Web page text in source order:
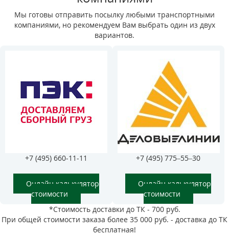
Мы готовы отправить посылку любыми транспортными
компаниями, но рекомендуем Вам выбрать один из двух
вариантов.
+7 (495) 660-11-11
Онлайн калькулятор
стоимости
+7 (495) 775–55–30
Онлайн калькулятор
стоимости
*Стоимость доставки до ТК - 700 руб.
При общей стоимости заказа более 35 000 руб. - доставка до ТК
бесплатная!